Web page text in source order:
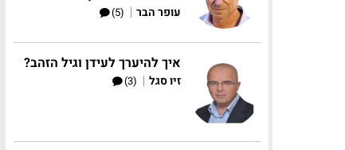
עופר הבר |
(5)
איך להיערך לעידן וגיל הזהב?
זיו סגל |
(3)